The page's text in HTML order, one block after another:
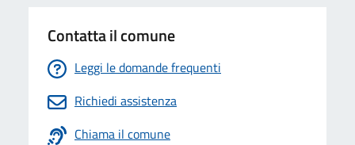
Contatta il comune
Leggi le domande frequenti
Richiedi assistenza
Chiama il comune